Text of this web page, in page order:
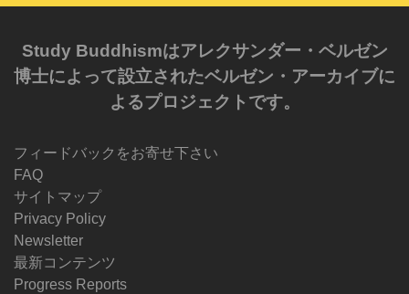
Study Buddhismはアレクサンダー・ベルゼン
博士によって設立されたベルゼン・アーカイブに
よるプロジェクトです。
フィードバックをお寄せ下さい
FAQ
サイトマップ
Privacy Policy
Newsletter
最新コンテンツ
Progress Reports